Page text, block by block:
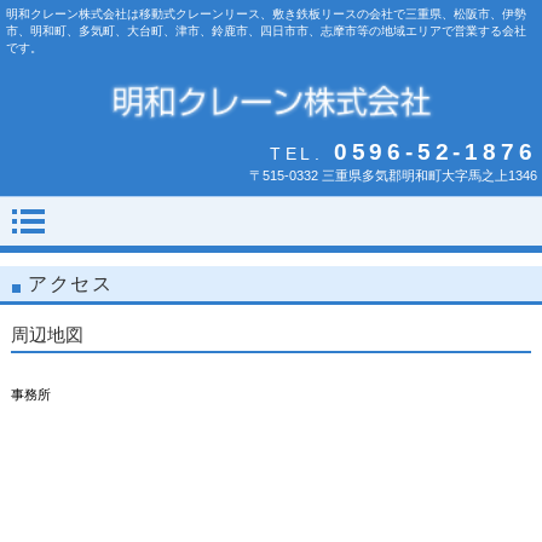
明和クレーン株式会社は移動式クレーンリース、敷き鉄板リースの会社で三重県、松阪市、伊勢
市、明和町、多気町、大台町、津市、鈴鹿市、四日市市、志摩市等の地域エリアで営業する会社
です。
TEL. 0596-52-1876
〒515-0332 三重県多気郡明和町大字馬之上1346
アクセス
周辺地図
事務所